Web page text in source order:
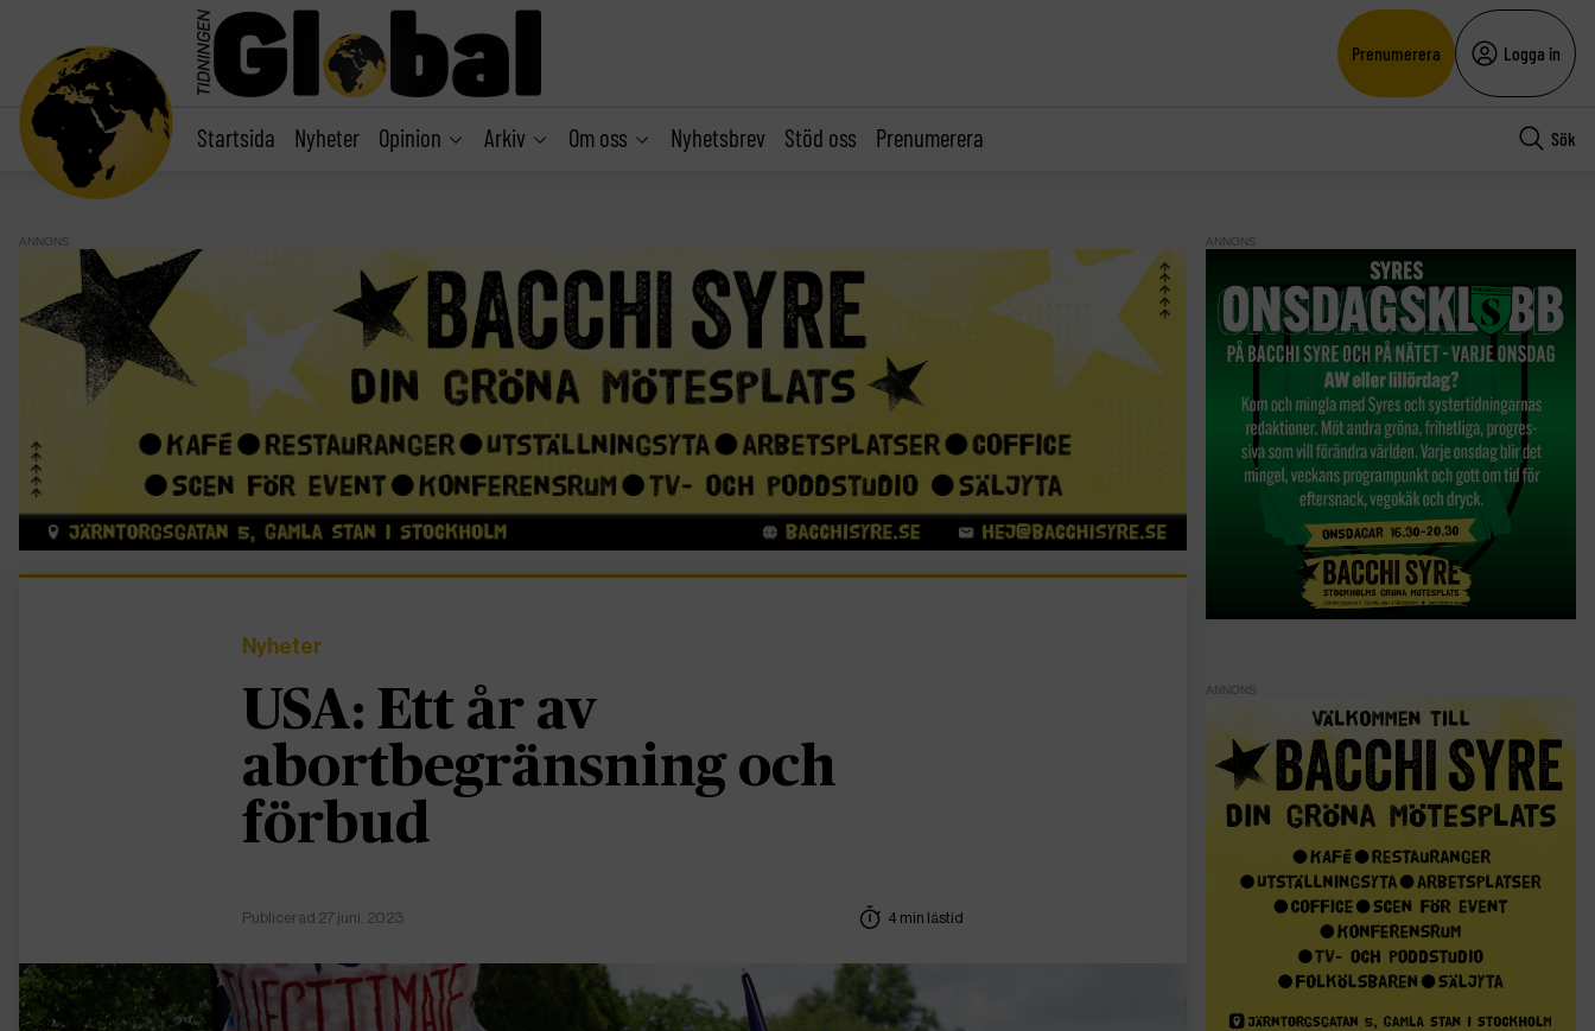
Prenumerera Logga in
Startsida Nyheter Opinion Arkiv Om oss Nyhetsbrev Stöd oss Prenumerera Sök
ANNONS
Nyheter
USA: Ett år av
abortbegränsning och
förbud
Publicerad 27 juni, 2023 4 min lästid
ANNONS
ANNONS